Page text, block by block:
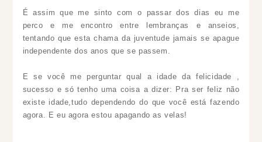
É assim que me sinto com o passar dos dias eu me
perco e me encontro entre lembranças e anseios,
tentando que esta chama da juventude jamais se apague
independente dos anos que se passem.
E se você me perguntar qual a idade da felicidade ,
sucesso e só tenho uma coisa a dizer: Pra ser feliz não
existe idade,tudo dependendo do que você está fazendo
agora. E eu agora estou apagando as velas!